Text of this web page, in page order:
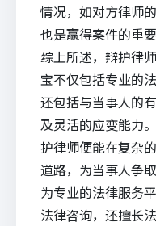
情况，如对方律师
也是赢得案件的重要
综上所述，辩护律
宝不仅包括专业的
还包括与当事人的
及灵活的应变能力
护律师便能在复杂
道路，为当事人争
为专业的法律服务
法律咨询，还擅长